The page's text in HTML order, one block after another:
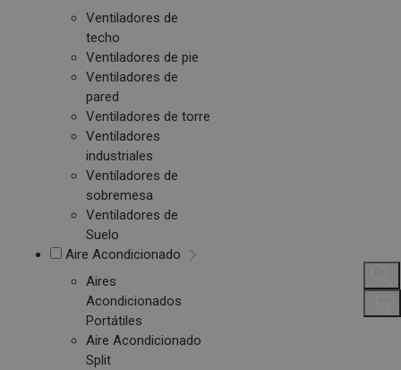
Ventiladores de
techo
Ventiladores de pie
Ventiladores de
pared
Ventiladores de torre
Ventiladores
industriales
Ventiladores de
sobremesa
Ventiladores de
Suelo
Aire Acondicionado
Aires
Acondicionados
Portátiles
Aire Acondicionado
Split